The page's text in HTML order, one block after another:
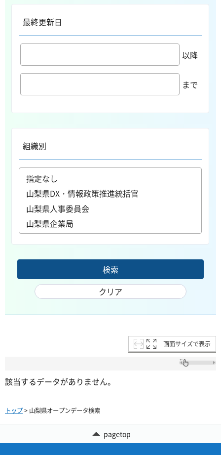
最終更新日
以降
まで
組織別
画面サイズで表示
該当するデータがありません。
トップ> 山梨県オープンデータ検索
pagetop